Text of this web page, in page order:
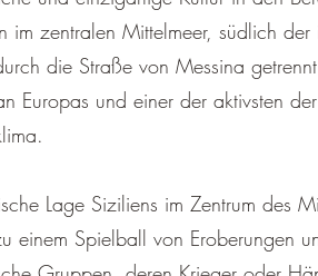
im zentralen Mittelmeer, südlich
die Straße von Messina
Europas und einer der aktivsten
Lage Siziliens im Zentrum des
einem Spielball von Eroberungen